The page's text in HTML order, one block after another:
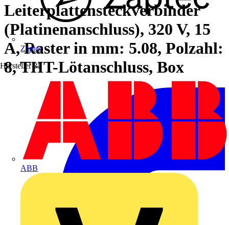
Zaptec
Hersteller 35
ABB
Leiterplattensteckverbinder
(Platinenanschluss), 320 V, 15
A, Raster in mm: 5.08, Polzahl:
8, THT-Lötanschluss, Box